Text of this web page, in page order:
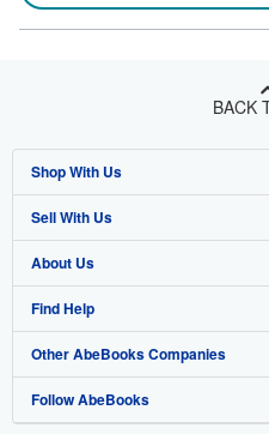
BACK
Shop With Us
Advanced Search
Browse Collections
My Account
My Orders
View Basket
Sell With Us
Start Selling
Join Our Affiliate Program
Book Buyback
Refer a seller
About Us
About AbeBooks
Media
Careers
Find Help
Help
Customer Support
Other AbeBooks Companies
AbeBooks.co.uk
Follow AbeBooks